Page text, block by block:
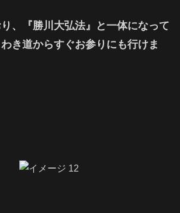
、『勝川大弘法』と一体になって
き道からすぐお参りにも行けま